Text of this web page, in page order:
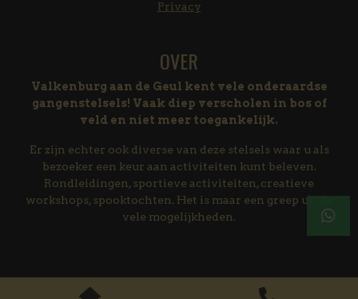
Privacy
OVER
Valkenburg aan de Geul kent vele onderaardse
gangenstelsels! Vaak diep verscholen in bos of
veld en niet meer toegankelijk.
Er zijn echter ook diverse van deze stelsels waar u als
bezoeker een keur aan activiteiten kunt beleven.
Rondleidingen, sportieve activiteiten, creatieve
workshops, spooktochten. Het is maar een greep uit de
vele mogelijkheden.